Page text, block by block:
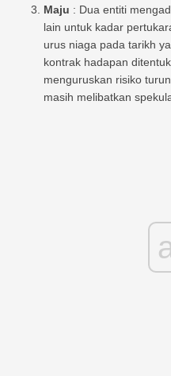
Maju : Dua entiti
lain untuk kadar
urus niaga pada tarikh
kontrak hadapan
menguruskan risiko
masih melibatkan